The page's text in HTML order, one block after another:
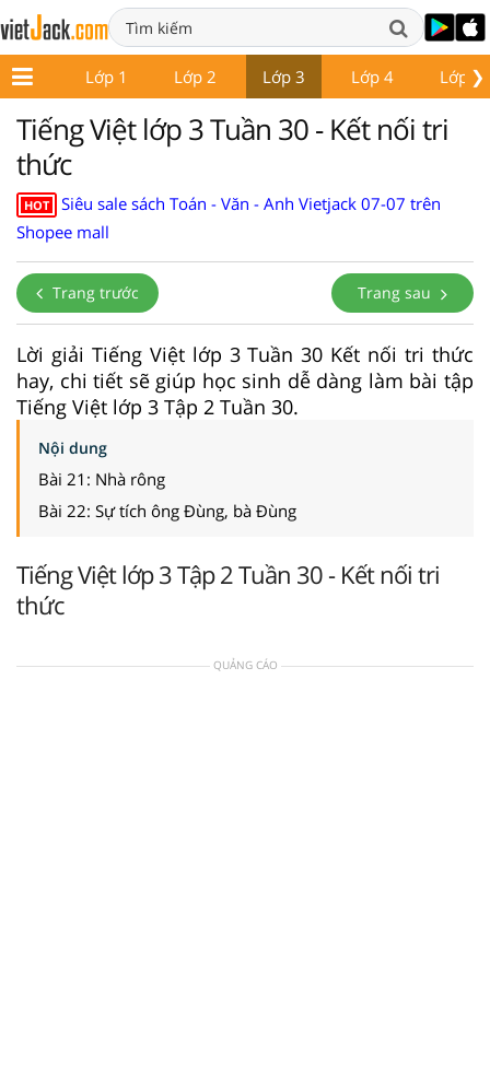
❯
Lớp 1 Lớp 2 Lớp 3 Lớp 4 Lớp 5
Tiếng Việt lớp 3 Tuần 30 - Kết nối tri
thức
HOT
Siêu sale sách Toán - Văn - Anh Vietjack 07-07 trên
Shopee mall
Trang trước Trang sau
Lời giải Tiếng Việt lớp 3 Tuần 30 Kết nối tri thức
hay, chi tiết sẽ giúp học sinh dễ dàng làm bài tập
Tiếng Việt lớp 3 Tập 2 Tuần 30.
Nội dung
Bài 21: Nhà rông
Bài 22: Sự tích ông Đùng, bà Đùng
Tiếng Việt lớp 3 Tập 2 Tuần 30 - Kết nối tri
thức
QUẢNG CÁO